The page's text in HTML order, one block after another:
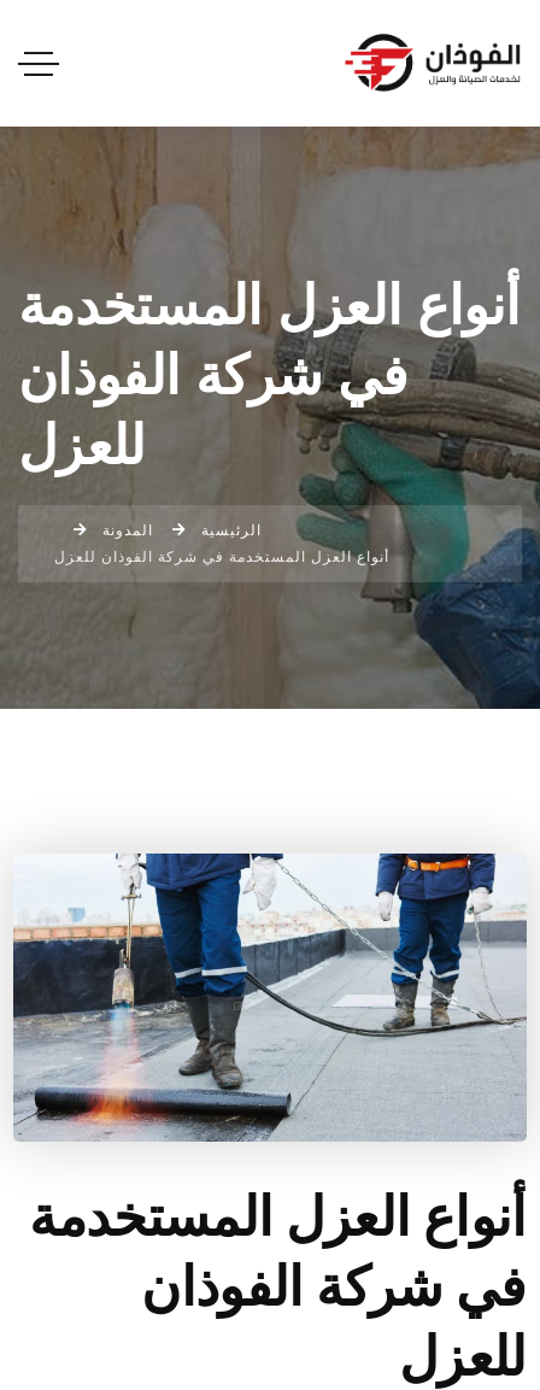
أنواع العزل المستخدمة
في شركة الفوذان
للعزل
الرئيسية
المدونة
أنواع العزل المستخدمة في شركة الفوذان للعزل
أنواع العزل المستخدمة
في شركة الفوذان
للعزل